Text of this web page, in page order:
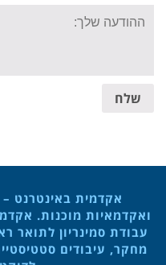
Your
message:
שלח
אקדמית באינטרנט –
ואקדמאיות מוכנות.
עבודת סמינריון לתואר
מחקר, עיבודים